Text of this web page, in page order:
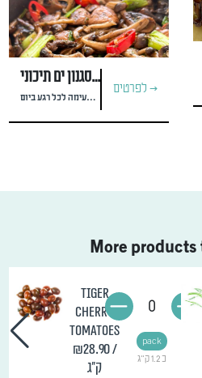
פטריות מוקפצות בסגנון ים תיכוני
תוספת חמה, קלה וטעימה לכל רגע ביום
לפרטים >
More products
Tiger
cherry
tomatoes
₪28.90/
ק"ג
כ 1.2 ק"ג
pack
0